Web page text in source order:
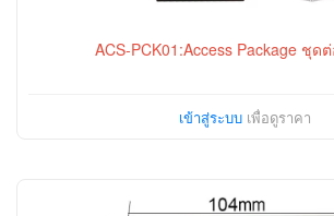
ACS-PCK01:Access Package ชุด
เข้าสู่ระบบเพื่อดูราคา